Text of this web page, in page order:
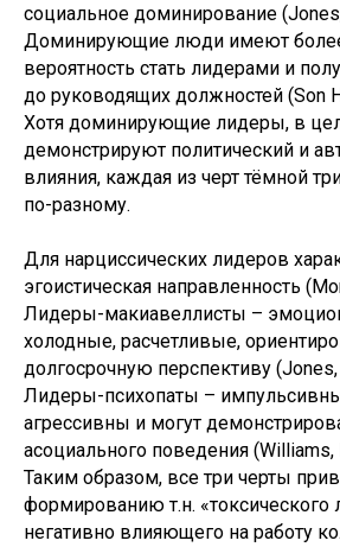
социальное доминирование
Доминирующие люди имеют
вероятность стать лидерами и
до руководящих должностей (Son
Хотя доминирующие лидеры, в
демонстрируют политический и
влияния, каждая из черт тёмной
по-разному.
Для нарциссических лидеров
эгоистическая направленность
Лидеры-макиавеллисты –
холодные, расчетливые,
долгосрочную перспективу (Jones,
Лидеры-психопаты –
агрессивны и могут
асоциального поведения (Williams,
Таким образом, все три черты
формированию т.н. «токсического
негативно влияющего на работу